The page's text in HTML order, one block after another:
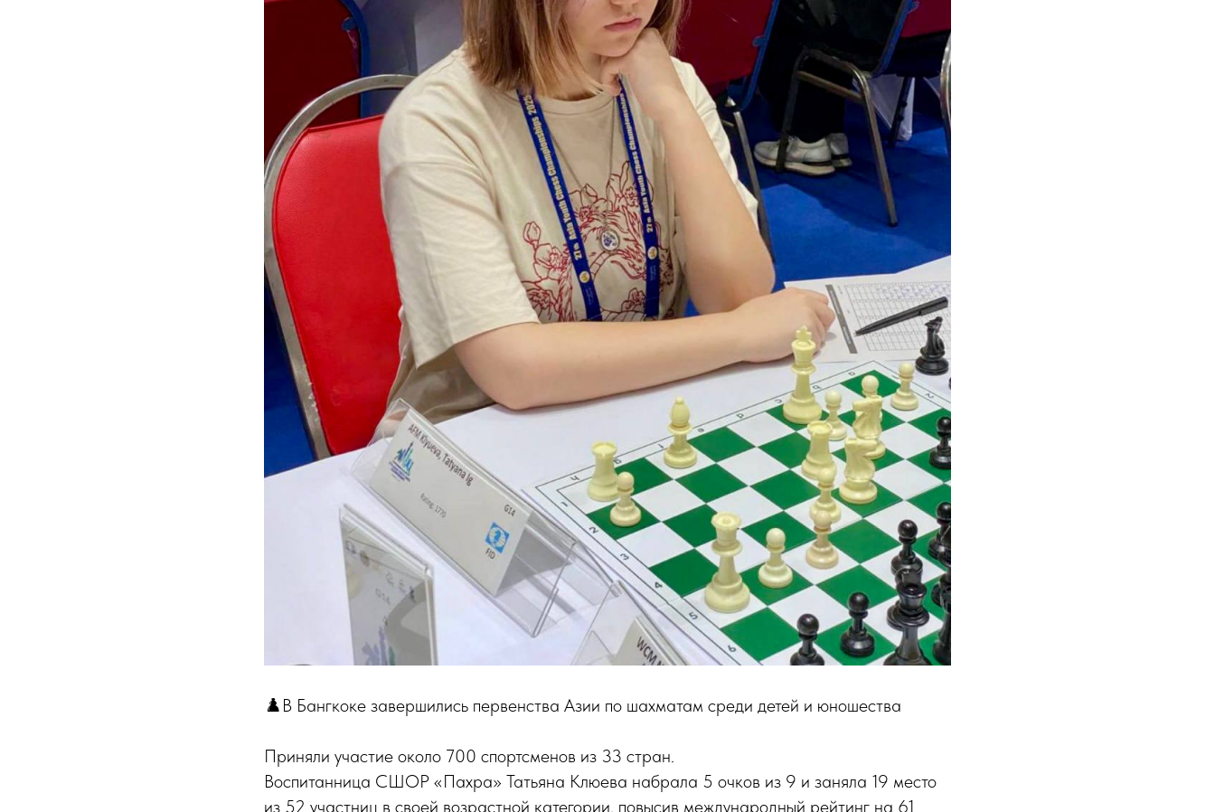
♟️В Бангкоке завершились первенства Азии по шахматам среди детей и юношества
Приняли участие около 700 спортсменов из 33 стран.
Воспитанница СШОР «Пахра» Татьяна Клюева набрала 5 очков из 9 и заняла 19 место
из 52 участниц в своей возрастной категории, повысив международный рейтинг на 61